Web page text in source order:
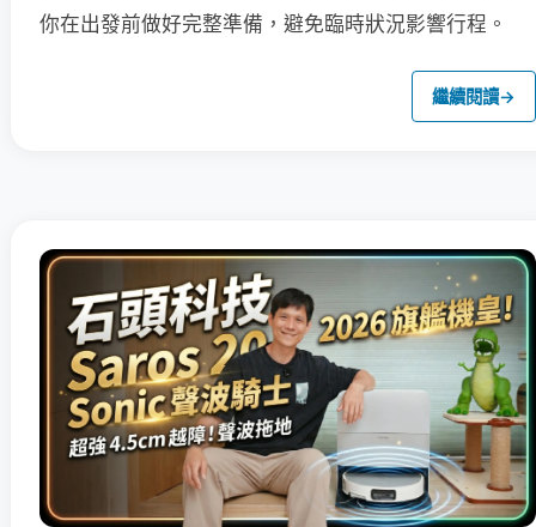
你在出發前做好完整準備，避免臨時狀況影響行程。
繼續閱讀→